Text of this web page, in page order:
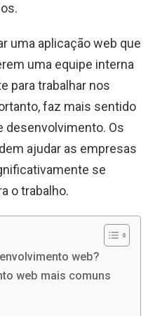
uma aplicação web que
uma equipe interna
para trabalhar nos
faz mais sentido
Os
ajudar as empresas
se
o trabalho.
web?
web mais comuns